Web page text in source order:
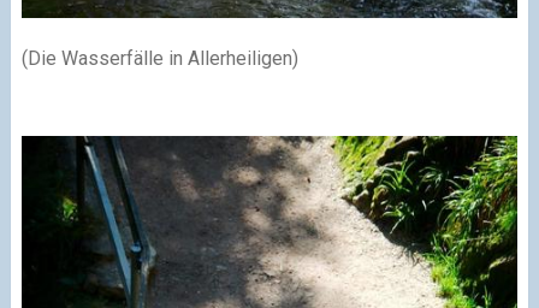
(Die Wasserfälle in Allerheiligen)